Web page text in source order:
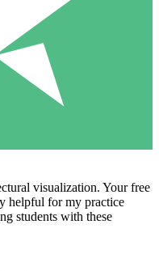
visualization. Your free
helpful for my practice
students with these